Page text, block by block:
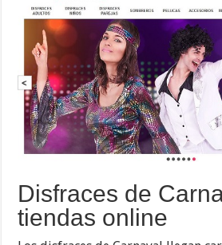
Disfraces de
tiendas online